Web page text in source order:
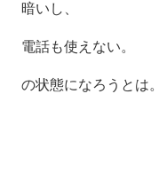
暗いし、
電話も使えない。
の状態になろうとは。